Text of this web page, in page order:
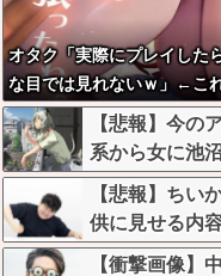
オタク「実際にプレイした
な目では見れないｗ」←こ
【悲報】今の
系から女に池
【悲報】ちい
供に見せる内
←これw w w w
【衝撃画像】